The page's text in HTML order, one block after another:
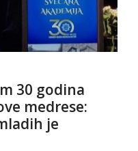
30 godina
medrese:
je